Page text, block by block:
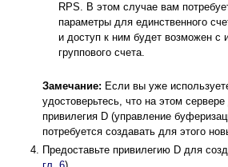
RPS. В этом случае вам
параметры для единственного
и доступ к ним будет возможен с
группового счета.
Замечание: Если вы уже
удостоверьтесь, что на этом
привилегия D (управление
потребуется создавать для этого
Предоставьте привилегию D для